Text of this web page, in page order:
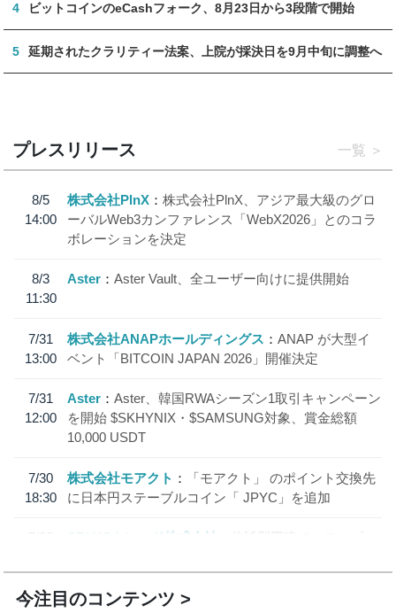
4 ビットコインのeCashフォーク、8月23日から3段階で開始
5 延期されたクラリティー法案、上院が採決日を9月中旬に調整へ
プレスリリース 一覧
8/5
14:00
株式会社PlnX
株式会社PlnX、アジア最大級のグロ
ーバルWeb3カンファレンス「WebX2026」とのコラ
ボレーションを決定
8/3
11:30
Aster Aster Vault、全ユーザー向けに提供開始
7/31
13:00
株式会社ANAPホールディングス
ANAP が大型イ
ベント「BITCOIN JAPAN 2026」開催決定
7/31
12:00
Aster
Aster、韓国RWAシーズン1取引キャンペーン
を開始 $SKHYNIX・$SAMSUNG対象、賞金総額
10,000 USDT
7/30
18:30
株式会社モアクト
「モアクト」 のポイント交換先
に日本円ステーブルコイン「 JPYC」を追加
7/29
SBI VCトレード株式会社
信託型円建てステーブル
今注目のコンテンツ